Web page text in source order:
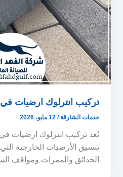
تركيب انترلوك ارضيات
خدمات الشارقة /12 مايو، 2026
يُعد تركيب انترلوك ارضيات
تنسيق الأرضيات الخارجية
الحدائق والممرات ومواقف